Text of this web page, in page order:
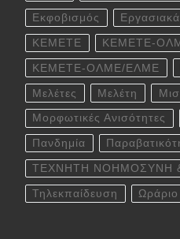
Εκφοβισμός
ΚΕΜΕΤΕ ΚΕΜΕΤΕ-
ΚΕΜΕΤΕ-ΟΛΜΕ/ΕΛΜΕ
Μελέτες Μελέτη
Μορφωτικές Ανισότητες
Πανδημία
ΤΕΧΝΗΤΗ ΝΟΗΜΟΣΥΝΗ
Τηλεκπαίδευση Ωράριο